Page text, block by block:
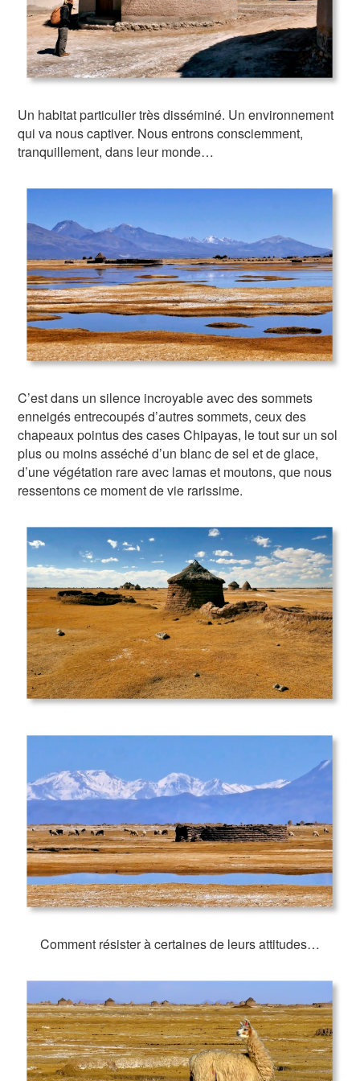
Un habitat particulier très disséminé. Un environnement
qui va nous captiver. Nous entrons consciemment,
tranquillement, dans leur monde…
C’est dans un silence incroyable avec des sommets
enneigés entrecoupés d’autres sommets, ceux des
chapeaux pointus des cases Chipayas, le tout sur un sol
plus ou moins asséché d’un blanc de sel et de glace,
d’une végétation rare avec lamas et moutons, que nous
ressentons ce moment de vie rarissime.
Comment résister à certaines de leurs attitudes…